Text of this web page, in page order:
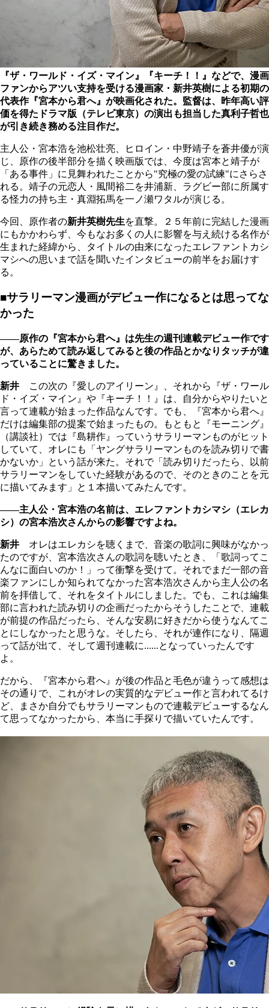
『ザ・ワールド・イズ・マイン』『キーチ！！』などで、漫画
ファンからアツい支持を受ける漫画家・新井英樹による初期の
代表作『宮本から君へ』が映画化された。監督は、昨年高い評
価を得たドラマ版（テレビ東京）の演出も担当した真利子哲也
が引き続き務める注目作だ。
主人公・宮本浩を池松壮亮、ヒロイン・中野靖子を蒼井優が演
じ、原作の後半部分を描く映画版では、今度は宮本と靖子が
「ある事件」に見舞われたことから"究極の愛の試練"にさらさ
れる。靖子の元恋人・風間裕二を井浦新、ラグビー部に所属す
る怪力の持ち主・真淵拓馬を一ノ瀬ワタルが演じる。
今回、原作者の新井英樹先生を直撃。２５年前に完結した漫画
にもかかわらず、今もなお多くの人に影響を与え続ける名作が
生まれた経緯から、タイトルの由来になったエレファントカシ
マシへの思いまで話を聞いたインタビューの前半をお届けす
る。
■サラリーマン漫画がデビュー作になるとは思ってな
かった
――原作の『宮本から君へ』は先生の週刊連載デビュー作です
が、あらためて読み返してみると後の作品とかなりタッチが違
っていることに驚きました。
新井 この次の『愛しのアイリーン』、それから『ザ・ワール
ド・イズ・マイン』や『キーチ！！』は、自分からやりたいと
言って連載が始まった作品なんです。でも、『宮本から君へ』
だけは編集部の提案で始まったもの。もともと『モーニング』
（講談社）では『島耕作』っていうサラリーマンものがヒット
していて、オレにも「ヤングサラリーマンものを読み切りで書
かないか」という話が来た。それで「読み切りだったら、以前
サラリーマンをしていた経験があるので、そのときのことを元
に描いてみます」と１本描いてみたんです。
――主人公・宮本浩の名前は、エレファントカシマシ（エレカ
シ）の宮本浩次さんからの影響ですよね。
新井 オレはエレカシを聴くまで、音楽の歌詞に興味がなかっ
たのですが、宮本浩次さんの歌詞を聴いたとき、「歌詞ってこ
んなに面白いのか！」って衝撃を受けて。それでまだ一部の音
楽ファンにしか知られてなかった宮本浩次さんから主人公の名
前を拝借して、それをタイトルにしました。でも、これは編集
部に言われた読み切りの企画だったからそうしたことで、連載
が前提の作品だったら、そんな安易に好きだから使うなんてこ
とにしなかったと思うな。そしたら、それが連作になり、隔週
って話が出て、そして週刊連載に......となっていったんです
よ。
だから、『宮本から君へ』が後の作品と毛色が違うって感想は
その通りで、これがオレの実質的なデビュー作と言われてるけ
ど、まさか自分でもサラリーマンもので連載デビューするなん
て思ってなかったから、本当に手探りで描いていたんです。